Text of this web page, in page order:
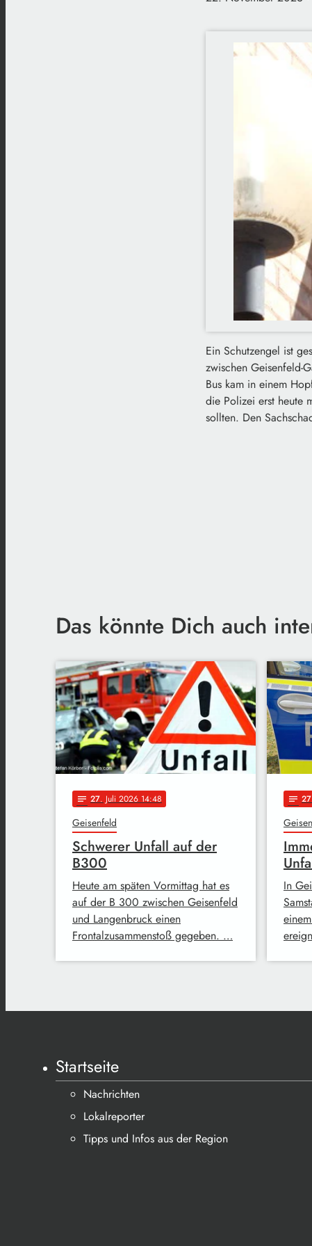
Ein Schutzengel ist
zwischen Geisenfeld-
Bus kam in einem
die Polizei erst heute
sollten. Den
Das könnte Dich auch
notes 27. Juli 2026 14:48
Geisenfeld
Schwerer Unfall auf der
B300
Heute am späten Vormittag hat es
auf der B 300 zwischen Geisenfeld
und Langenbruck einen
Frontalzusammenstoß gegeben. …
notes 27
In
Startseite
Nachrichten
Lokalreporter
Tipps und Infos aus der Region